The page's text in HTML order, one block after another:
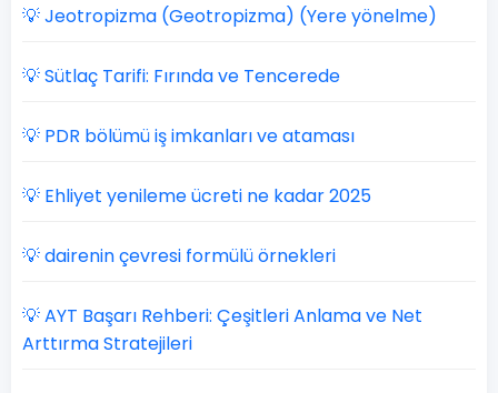
💡 Jeotropizma (Geotropizma) (Yere yönelme)
💡 Sütlaç Tarifi: Fırında ve Tencerede
💡 PDR bölümü iş imkanları ve ataması
💡 Ehliyet yenileme ücreti ne kadar 2025
💡 dairenin çevresi formülü örnekleri
💡 AYT Başarı Rehberi: Çeşitleri Anlama ve Net
Arttırma Stratejileri